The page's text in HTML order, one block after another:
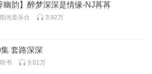
幽韵】醉梦深深是情缘-NJ苒苒
光音乐台 3.92万
套路深深
书 9.01万